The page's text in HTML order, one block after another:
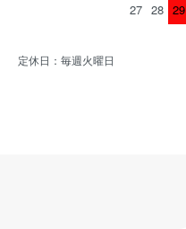
27 28 29
定休日：毎週火曜日